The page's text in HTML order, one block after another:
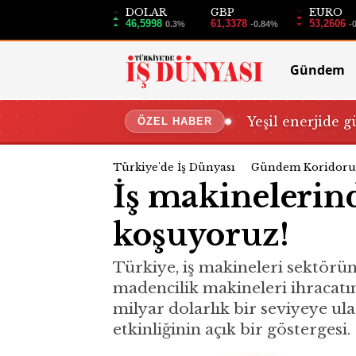
DOLAR
46,5998 0.3%
GBP
61,3378 -0.84%
EURO
53,2606 -
Gündem
ÖZEL HABER Yeşil enerjide
Türkiye'de İş Dünyası Gündem Koridoru
İş
koşuyoruz!
Türkiye, iş makineleri
madencilik makineleri
milyar dolarlık bir seviyeye
etkinliğinin açık bir göstergesi.